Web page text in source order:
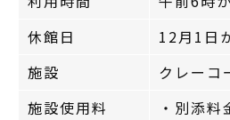
休館日
12月1日
施設
クレーコ
施設使用料
・別添料